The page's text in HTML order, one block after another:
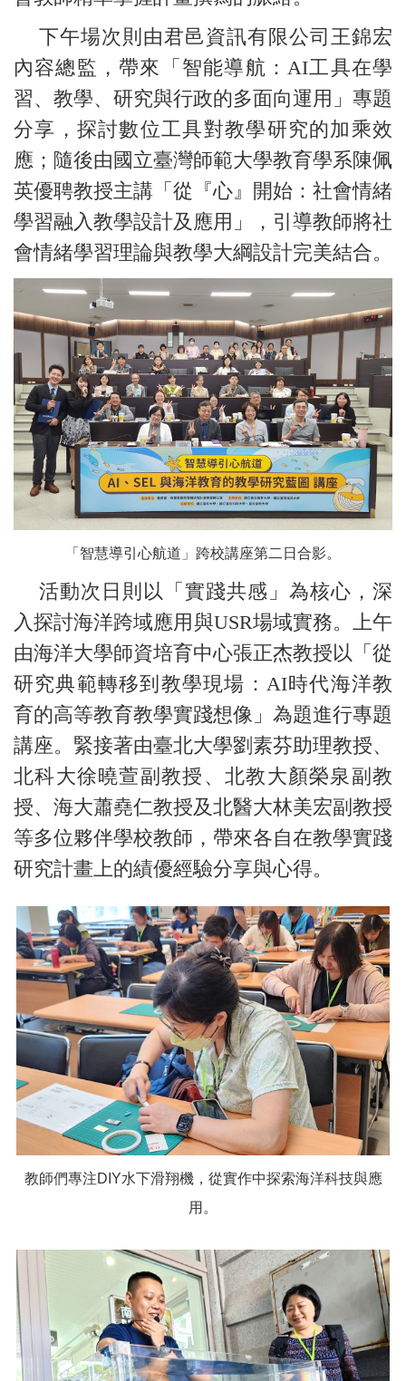
下午場次則由君邑資訊有限公司王錦宏
內容總監，帶來「智能導航：AI工具在學
習、教學、研究與行政的多面向運用」專題
分享，探討數位工具對教學研究的加乘效
應；隨後由國立臺灣師範大學教育學系陳佩
英優聘教授主講「從『心』開始：社會情緒
學習融入教學設計及應用」，引導教師將社
會情緒學習理論與教學大綱設計完美結合。
「智慧導引心航道」跨校講座第二日合影。
活動次日則以「實踐共感」為核心，深
入探討海洋跨域應用與USR場域實務。上午
由海洋大學師資培育中心張正杰教授以「從
研究典範轉移到教學現場：AI時代海洋教
育的高等教育教學實踐想像」為題進行專題
講座。緊接著由臺北大學劉素芬助理教授、
北科大徐曉萱副教授、北教大顏榮泉副教
授、海大蕭堯仁教授及北醫大林美宏副教授
等多位夥伴學校教師，帶來各自在教學實踐
研究計畫上的績優經驗分享與心得。
教師們專注DIY水下滑翔機，從實作中探索海洋科技與應
用。